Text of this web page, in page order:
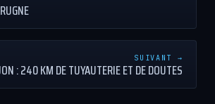
SUIVANT →
: 240 KM DE TUYAUTERIE ET DE DOUTES